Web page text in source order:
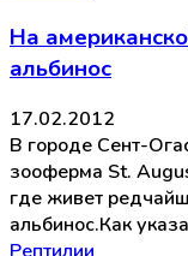
На
альбинос
17.02.2012
В городе Сент-
зооферма St.
где живет
альбинос.Как